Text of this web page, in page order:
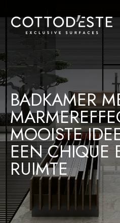
BADKAMER
MOOISTE
EEN CHIQUE
RUIMTE